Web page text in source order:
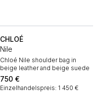
CHLOÉ
Nile
Chloé Nile shoulder bag in
beige leather and beige suede
750 €
Einzelhandelspreis: 1 450 €